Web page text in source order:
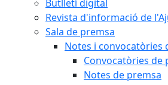
Butlletí digital
Revista d'informació de
Sala de premsa
Notes i convocatòries
Convocatòries de
Notes de premsa